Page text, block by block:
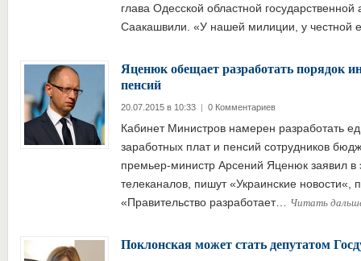
глава Одесской областной
Саакашвили. «У нашей милиции, у честной
Яценюк обещает разработать порядок
пенсий
20.07.2015 в 10:33 | 0 Комментариев
Кабинет Министров намерен разработать
заработных плат и пенсий сотрудников
премьер-министр Арсений Яценюк заявил в
телеканалов, пишут «Украинские новости«,
«Правительство разработает… Читать
Поклонская может стать депутатом